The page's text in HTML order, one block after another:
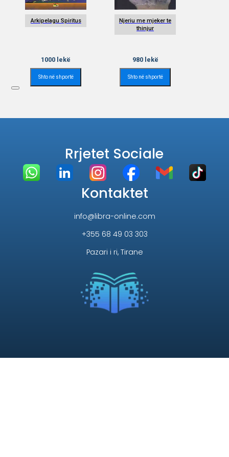
Arkipelagu Spiritus
1000 lekë
Shto në shportë
Njeriu me mjeker te
thinjur
980lekë
Shto në shportë
Rrjetet Sociale
Kontaktet
info@libra-online.com
+355 68 49 03 303
Pazari i ri, Tirane